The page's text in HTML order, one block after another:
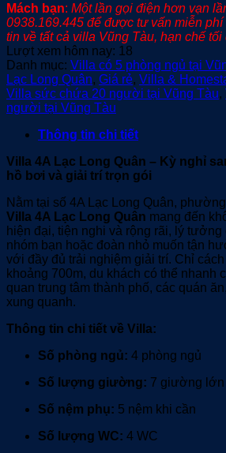
Mách bạn: Một lần gọi điện hơn vạn
0938.169.445 để được tư vấn miễn
tin về tất cả villa Vũng Tàu, hạn chế
Lượt xem hôm nay: 18
Danh mục: Villa có 5 phòng ngủ tại
Lạc Long Quân, Giá rẻ, Villa &
Villa sức chứa 20 người tại Vũng Tàu,
người tại Vũng Tàu
Thông tin chi tiết
Villa 4A Lạc Long Quân – Kỳ nghỉ
hồ bơi và giải trí trọn gói
Nằm tại số 4A Lạc Long Quân,
Villa 4A Lạc Long Quân mang đến
hiện đại, tiện nghi và rộng rãi, lý tưởng
nhóm bạn hoặc đoàn nhỏ muốn tận
với đầy đủ trải nghiệm giải trí. Chỉ
khoảng 700m, du khách có thể nhanh
quan trung tâm thành phố, các quán
xung quanh.
Thông tin chi tiết về Villa:
Số phòng ngủ: 4 phòng ngủ
Số lượng giường: 7 giường lớn
Số nệm phụ: 5 nệm khi cần
Số lượng WC: 4 WC